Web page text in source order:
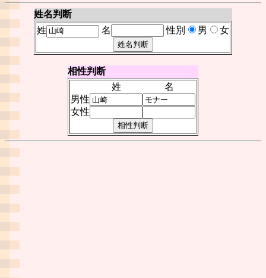
姓名判断
姓
名 性別 男 女
相性判断
姓
名
男性
女性